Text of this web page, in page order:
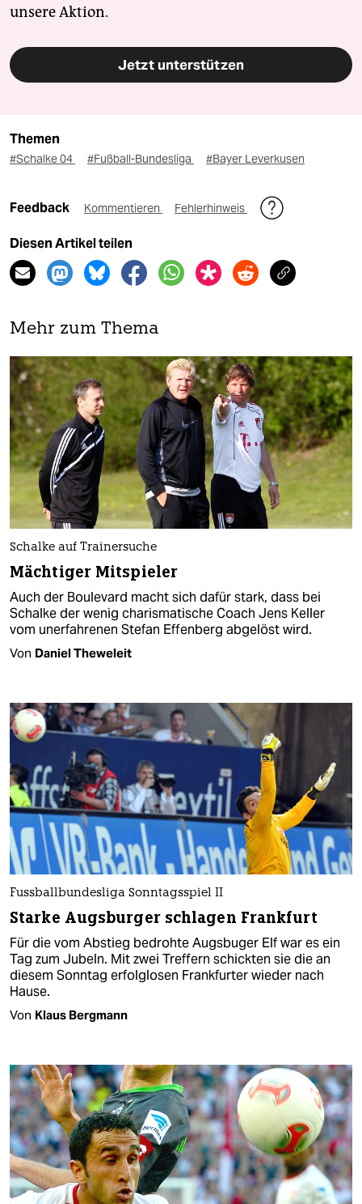
unsere Aktion.
Jetzt unterstützen
Themen
#Schalke 04 #Fußball-Bundesliga #Bayer Leverkusen
Feedback Kommentieren Fehlerhinweis
Diesen Artikel teilen
Mehr zum Thema
Schalke auf Trainersuche
Mächtiger Mitspieler
Auch der Boulevard macht sich dafür stark, dass bei
Schalke der wenig charismatische Coach Jens Keller
vom unerfahrenen Stefan Effenberg abgelöst wird.
Von Daniel Theweleit
Fussballbundesliga Sonntagsspiel II
Starke Augsburger schlagen Frankfurt
Für die vom Abstieg bedrohte Augsbuger Elf war es ein
Tag zum Jubeln. Mit zwei Treffern schickten sie die an
diesem Sonntag erfolglosen Frankfurter wieder nach
Hause.
Von Klaus Bergmann